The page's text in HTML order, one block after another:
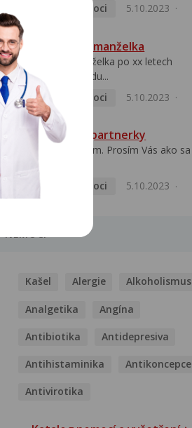
Pohlavní nemoci
5.10.2023
HPV pozitivní manželka
Dobrý den, manželka po xx letech
přivezla z Východu...
Pohlavní nemoci
5.10.2023
HPV typ 52 u partnerky
Dobrý deň prajem. Prosím Vás ako sa
Pohlavní nemoci
5.10.2023
NEMOCI
Kašel Alergie Alkoholismus
Analgetika Angína
Antibiotika Antidepresiva
Antihistaminika Antikoncepce
Antivirotika